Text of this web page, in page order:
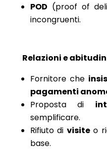
POD (proof of
incongruenti.
Relazioni e
Fornitore che
pagamenti
Proposta di
semplificare.
Rifiuto di visiteo
base.